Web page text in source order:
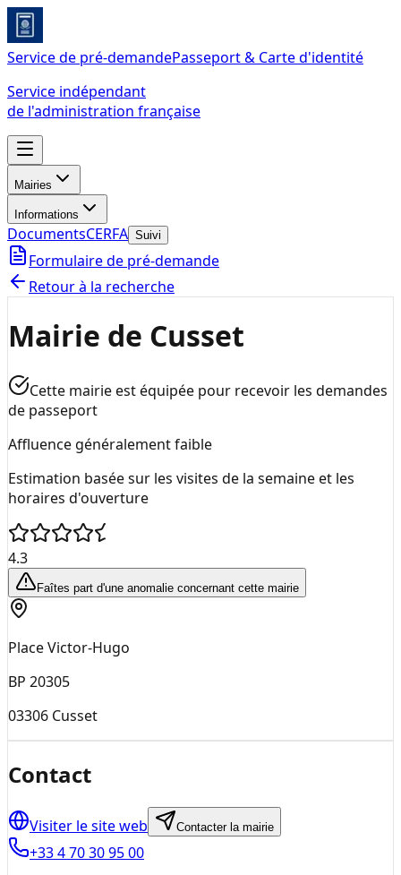
Service de pré-demandePasseport & Carte d'identité
Service indépendant
de l'administration française
Mairies
Informations
DocumentsCERFA Suivi
Formulaire de pré-demande
Retour à la recherche
Mairie de Cusset
Cette mairie est équipée pour recevoir les demandes
de passeport
Affluence généralement faible
Estimation basée sur les visites de la semaine et les
horaires d'ouverture
4.3
Faîtes part d'une anomalie concernant cette mairie
Place Victor-Hugo
BP 20305
03306 Cusset
Contact
Visiter le site web Contacter la mairie
+33 4 70 30 95 00